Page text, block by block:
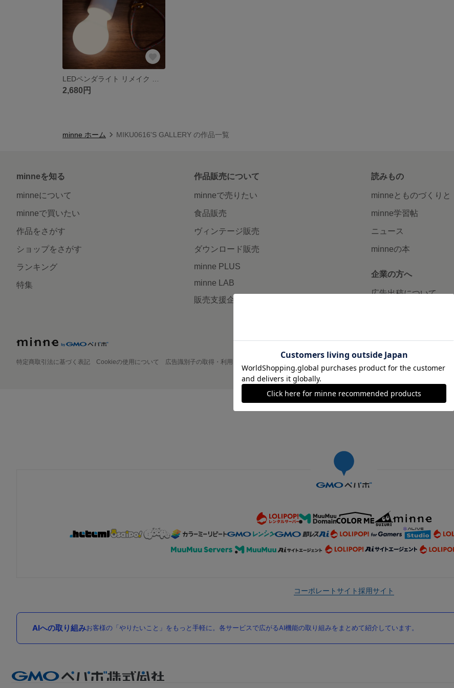
2,680円
minne ホーム MIKU0616'S GALLERY の作品一覧
minneを知る
minneについて
minneで買いたい
作品をさがす
ショップをさがす
ランキング
特集
作品販売について
minneで売りたい
食品販売
ヴィンテージ販売
ダウンロード販売
minne PLUS
minne LAB
販売支援企画・イベント
読みもの
minneとものづくりと
minne学習帖
ニュース
minneの本
企業の方へ
広告出稿について
特定商取引法に基づく表記 Cookieの使用について 広告識別子の取得・利用 採用情報 メディアキット
©GMO Pepabo, Inc. All rights reserved.
コーポレートサイト採用サイト
AIへの取り組みお客様の「やりたいこと」をもっと手軽に。各サービスで広がるAI機能の取り組みをまとめて紹介しています。